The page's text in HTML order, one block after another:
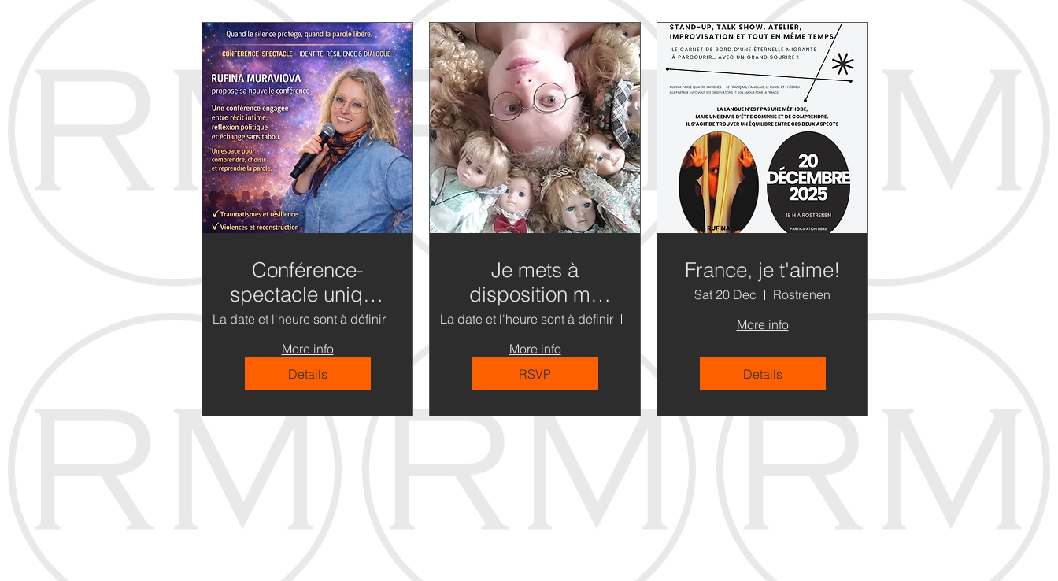
Conférence-
spectacle unique
– identité,
résilience et
dialogue vivant
La date et l'heure sont à définir
France
More info
Details
Je mets à
disposition ma
collection de
poupées en
porcelaine
La date et l'heure sont à définir
More info
RSVP
France, je t'aime!
Sat 20 Dec
Rostrenen
More info
Details